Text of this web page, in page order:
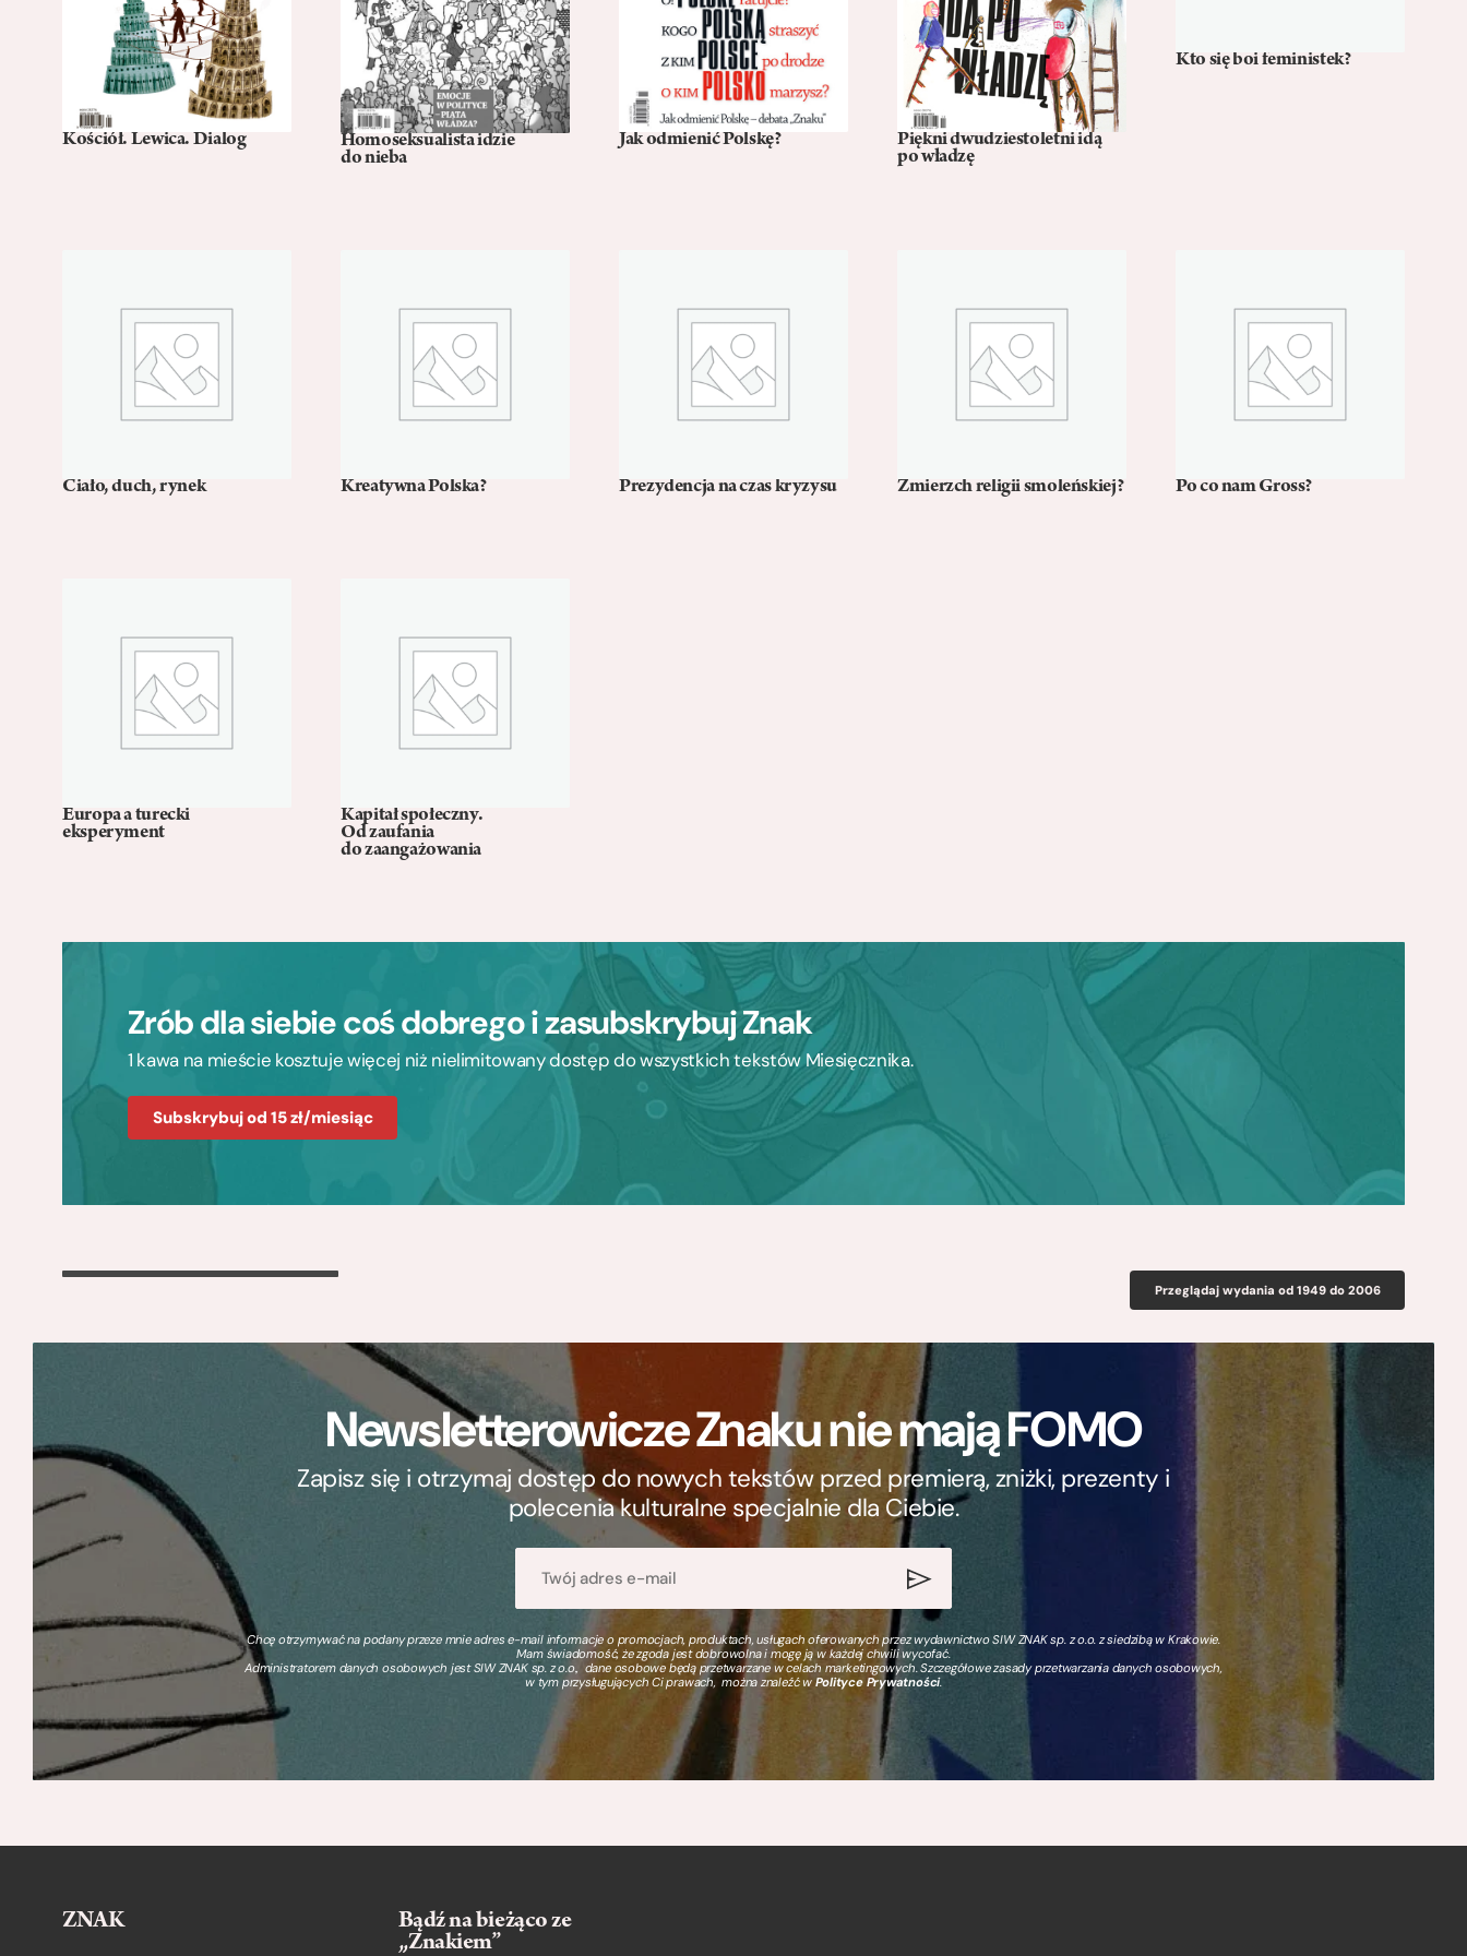
Kościół. Lewica. Dialog
Homoseksualista idzie
do nieba
Jak odmienić Polskę?
Piękni dwudziestoletni idą
po władzę
Kto się boi feministek?
Ciało, duch, rynek Kreatywna Polska? Prezydencja na czas kryzysu Zmierzch religii smoleńskiej? Po co nam Gross?
Europa a turecki
eksperyment
Kapitał społeczny.
Od zaufania
do zaangażowania
Zrób dla siebie coś dobrego i zasubskrybuj Znak
1 kawa na mieście kosztuje więcej niż nielimitowany dostęp do wszystkich tekstów Miesięcznika.
Subskrybuj od 15 zł/miesiąc
Przeglądaj wydania od 1949 do 2006
Newsletterowicze Znaku nie mają FOMO
Zapisz się i otrzymaj dostęp do nowych tekstów przed premierą, zniżki, prezenty i
polecenia kulturalne specjalnie dla Ciebie.
Chcę otrzymywać na podany przeze mnie adres e-mail informacje o promocjach, produktach, usługach oferowanych przez wydawnictwo SIW ZNAK sp. z o.o. z siedzibą w Krakowie.
Mam świadomość, że zgoda jest dobrowolna i mogę ją w każdej chwili wycofać.
Administratorem danych osobowych jest SIW ZNAK sp. z o.o., dane osobowe będą przetwarzane w celach marketingowych. Szczegółowe zasady przetwarzania danych osobowych,
w tym przysługujących Ci prawach, można znaleźć wPolityce Prywatności.
ZNAK
Bądź na bieżąco ze
„Znakiem”